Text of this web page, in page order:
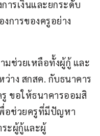
ารเงินและยกระดับ
การของครูอย่าง
มช่วยเหลือทั้งผู้กู้ และ
าง สกสค. กับธนาคาร
ขอให้ธนาคารออมสิ
อช่วยครูที่มีปัญหา
ระผู้กู้และผู้